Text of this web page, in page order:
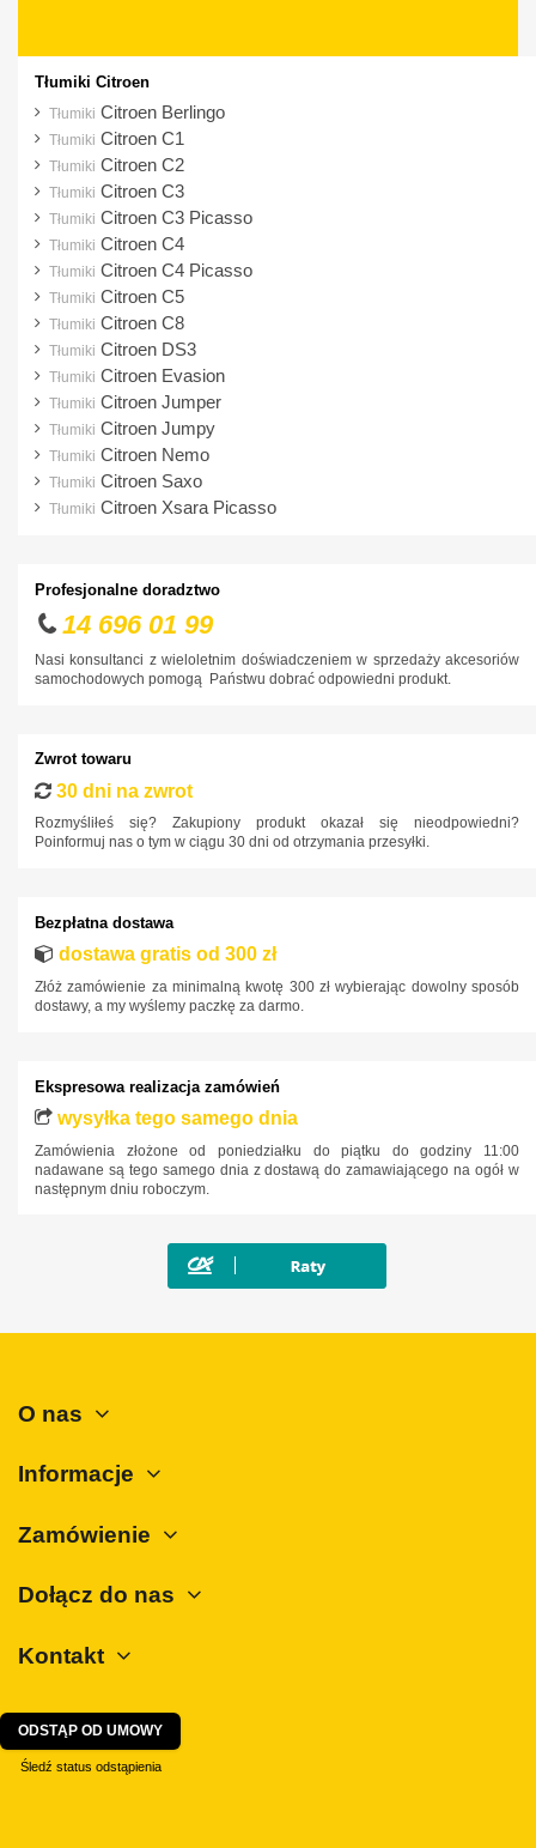
DS
Fiat
Ford
Honda
Hyundai
Infiniti
Isuzu
Iveco
Jaguar
Jeep
Kia
Maxus
Mercedes-Benz
Mini
Mitsubishi
Opel
Peugeot
Polestar
Rover
SAAB
Seat
SsangYong
Suzuki
ZX
Tłumiki Citroen
Tłumiki Citroen Berlingo
Tłumiki Citroen C1
Tłumiki Citroen C2
Tłumiki Citroen C3
Tłumiki Citroen C3 Picasso
Tłumiki Citroen C4
Tłumiki Citroen C4 Picasso
Tłumiki Citroen C5
Tłumiki Citroen C8
Tłumiki Citroen DS3
Tłumiki Citroen Evasion
Tłumiki Citroen Jumper
Tłumiki Citroen Jumpy
Tłumiki Citroen Nemo
Tłumiki Citroen Saxo
Tłumiki Citroen Xsara Picasso
Profesjonalne doradztwo
14 696 01 99
Nasi konsultanci z wieloletnim doświadczeniem w sprzedaży akcesoriów
samochodowych pomogą Państwu dobrać odpowiedni produkt.
Zwrot towaru
30 dni na zwrot
Rozmyśliłeś się? Zakupiony produkt okazał się nieodpowiedni?
Poinformuj nas o tym w ciągu 30 dni od otrzymania przesyłki.
Bezpłatna dostawa
dostawa gratis od 300 zł
Złóż zamówienie za minimalną kwotę 300 zł wybierając dowolny sposób
dostawy, a my wyślemy paczkę za darmo.
Ekspresowa realizacja zamówień
wysyłka tego samego dnia
Zamówienia złożone od poniedziałku do piątku do godziny 11:00
nadawane są tego samego dnia z dostawą do zamawiającego na ogół w
następnym dniu roboczym.
O nas
Informacje
Zamówienie
Dołącz do nas
Kontakt
ODSTĄP OD UMOWY
Śledź status odstąpienia